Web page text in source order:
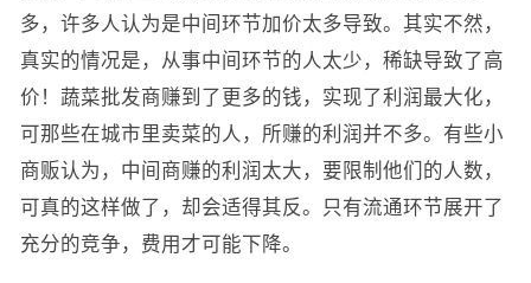
多，许多人认为是中间环节加价太多导致。其实不然，
真实的情况是，从事中间环节的人太少，稀缺导致了高
价！蔬菜批发商赚到了更多的钱，实现了利润最大化，
可那些在城市里卖菜的人，所赚的利润并不多。有些小
商贩认为，中间商赚的利润太大，要限制他们的人数，
可真的这样做了，却会适得其反。只有流通环节展开了
充分的竞争，费用才可能下降。